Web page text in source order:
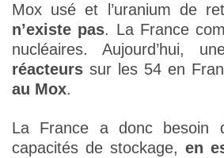
Mox usé et l’uranium de
n’existe pas. La France
nucléaires. Aujourd’hui,
réacteurs sur les 54 en
au Mox.
La France a donc besoin
capacités de stockage, en